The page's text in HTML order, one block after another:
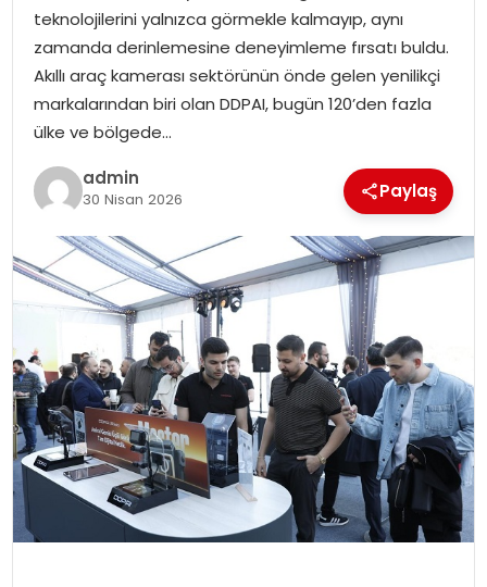
SPOR
TEKNOLOJI
YAŞAM
teknolojilerini yalnızca görmekle kalmayıp, aynı
zamanda derinlemesine deneyimleme fırsatı buldu.
Akıllı araç kamerası sektörünün önde gelen yenilikçi
markalarından biri olan DDPAI, bugün 120’den fazla
ülke ve bölgede…
admin
30 Nisan 2026 Paylaş